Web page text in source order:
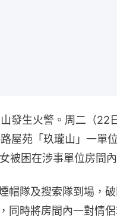
發生火警。周二（22
屋苑「玖瓏山」一單
被困在涉事單位房間內
帽隊及搜索隊到場，
同時將房間內一對情